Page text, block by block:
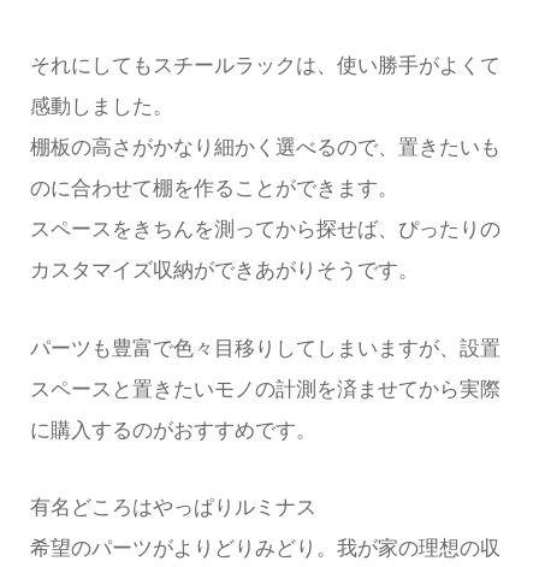
それにしてもスチールラックは、使い勝手がよくて
感動しました。
棚板の高さがかなり細かく選べるので、置きたいも
のに合わせて棚を作ることができます。
スペースをきちんを測ってから探せば、ぴったりの
カスタマイズ収納ができあがりそうです。
パーツも豊富で色々目移りしてしまいますが、設置
スペースと置きたいモノの計測を済ませてから実際
に購入するのがおすすめです。
有名どころはやっぱりルミナス
希望のパーツがよりどりみどり。我が家の理想の収